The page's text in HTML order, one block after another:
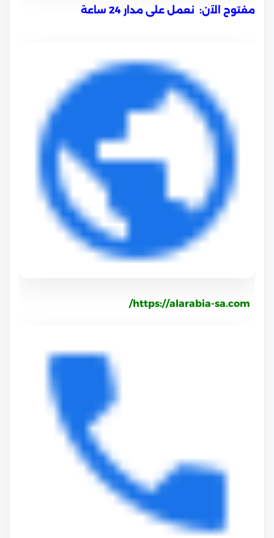
مفتوح الآن: نعمل على مدار 24 ساعة
https://alarabia-sa.com/